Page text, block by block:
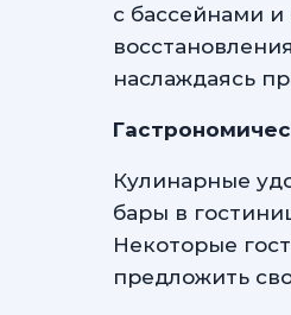
с бассейнами
наслаждаясь
Кулинарные
бары в
Некоторые
предложить